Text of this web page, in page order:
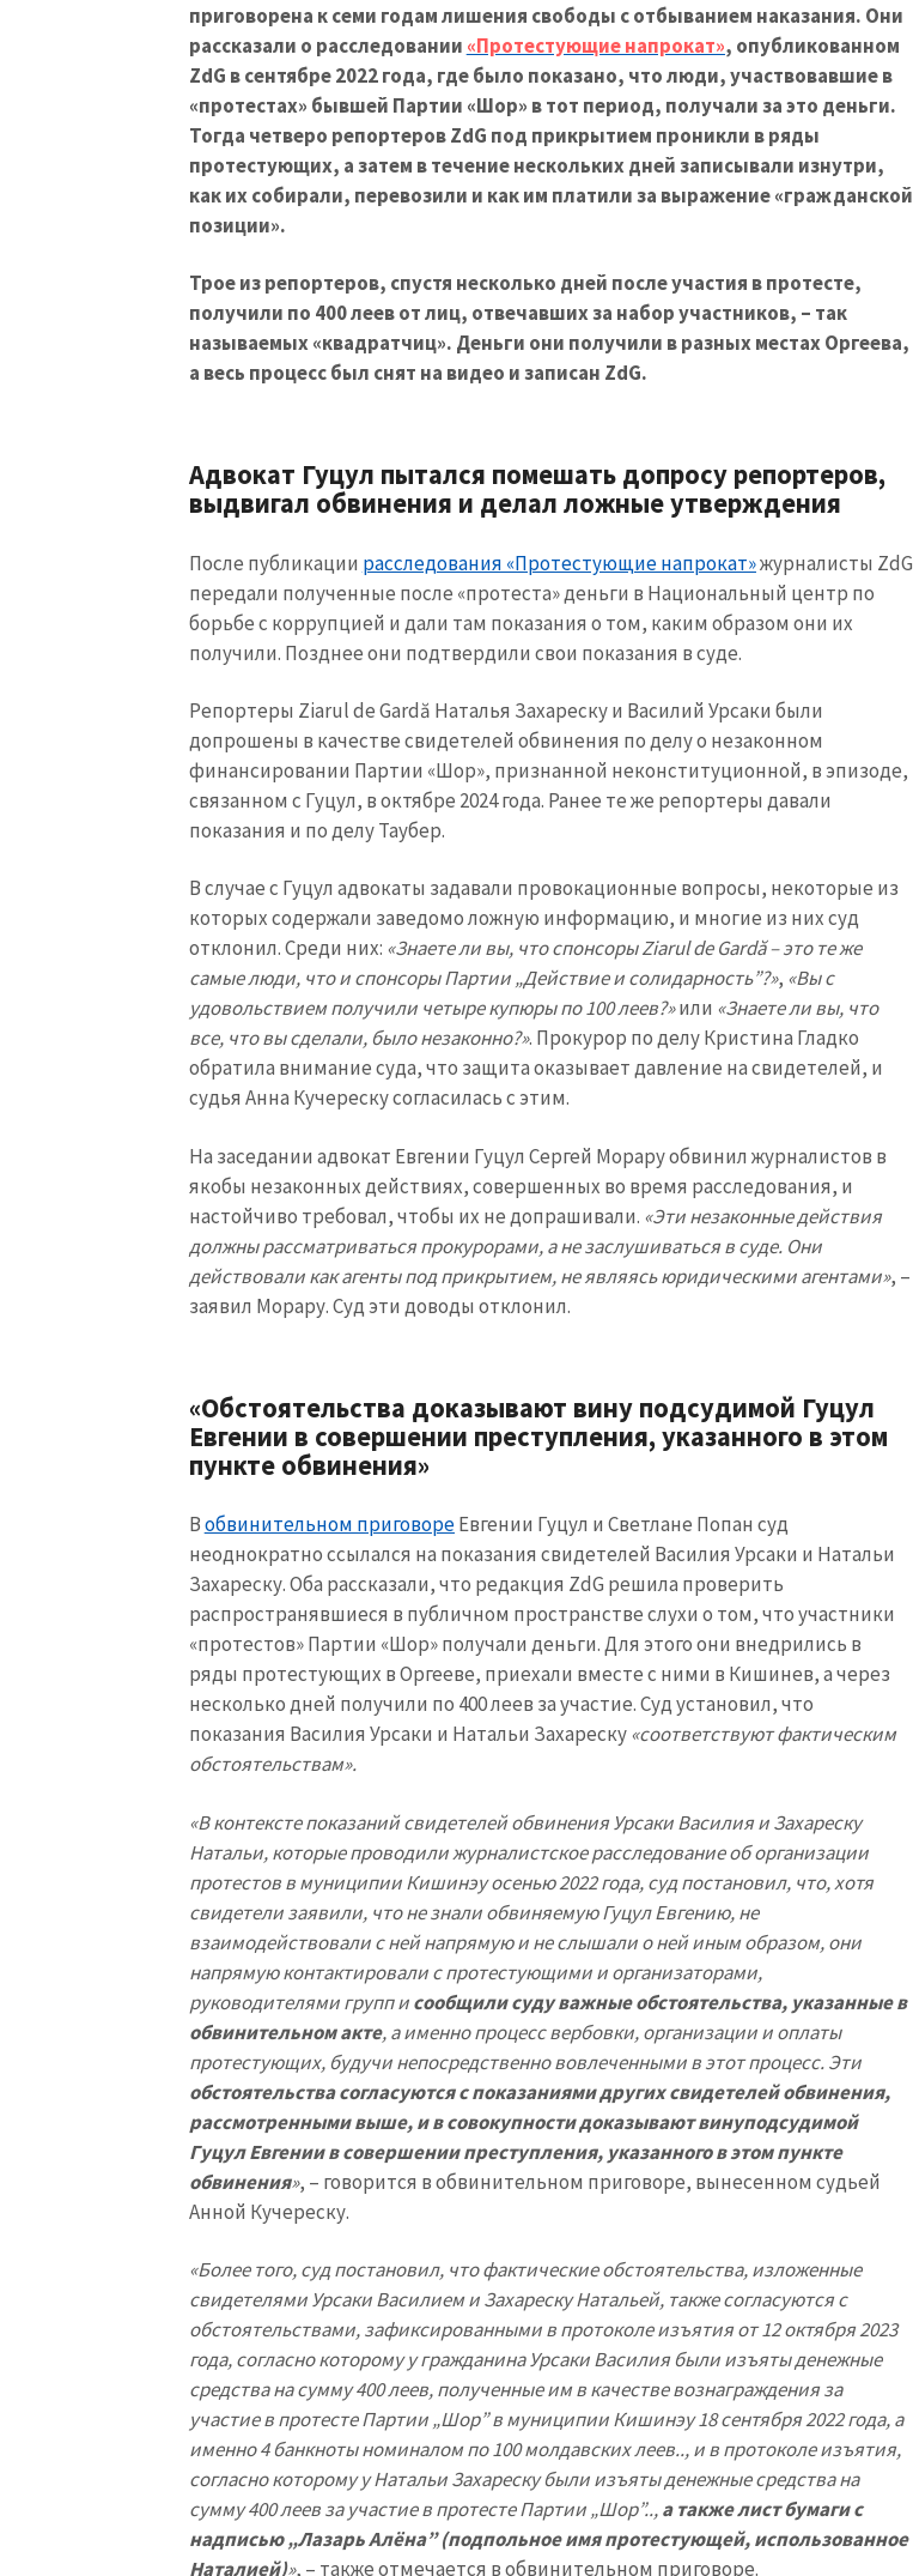
приговорена к семи годам лишения свободы с отбыванием наказания. Они
рассказали о расследовании «Протестующие напрокат», опубликованном
ZdG в сентябре 2022 года, где было показано, что люди, участвовавшие в
«протестах» бывшей Партии «Шор» в тот период, получали за это деньги.
Тогда четверо репортеров ZdG под прикрытием проникли в ряды
протестующих, а затем в течение нескольких дней записывали изнутри,
как их собирали, перевозили и как им платили за выражение «гражданской
позиции».
Трое из репортеров, спустя несколько дней после участия в протесте,
получили по 400 леев от лиц, отвечавших за набор участников, – так
называемых «квадратчиц». Деньги они получили в разных местах Оргеева,
а весь процесс был снят на видео и записан ZdG.
Адвокат Гуцул пытался помешать допросу репортеров,
выдвигал обвинения и делал ложные утверждения
После публикации расследования «Протестующие напрокат»журналисты ZdG
передали полученные после «протеста» деньги в Национальный центр по
борьбе с коррупцией и дали там показания о том, каким образом они их
получили. Позднее они подтвердили свои показания в суде.
Репортеры Ziarul de Gardă Наталья Захареску и Василий Урсаки были
допрошены в качестве свидетелей обвинения по делу о незаконном
финансировании Партии «Шор», признанной неконституционной, в эпизоде,
связанном с Гуцул, в октябре 2024 года. Ранее те же репортеры давали
показания и по делу Таубер.
В случае с Гуцул адвокаты задавали провокационные вопросы, некоторые из
которых содержали заведомо ложную информацию, и многие из них суд
отклонил. Среди них: «Знаете ли вы, что спонсоры Ziarul de Gardă – это те же
самые люди, что и спонсоры Партии „Действие и солидарность”?», «Вы с
удовольствием получили четыре купюры по 100 леев?»или «Знаете ли вы, что
все, что вы сделали, было незаконно?». Прокурор по делу Кристина Гладко
обратила внимание суда, что защита оказывает давление на свидетелей, и
судья Анна Кучереску согласилась с этим.
На заседании адвокат Евгении Гуцул Сергей Морару обвинил журналистов в
якобы незаконных действиях, совершенных во время расследования, и
настойчиво требовал, чтобы их не допрашивали. «Эти незаконные действия
должны рассматриваться прокурорами, а не заслушиваться в суде. Они
действовали как агенты под прикрытием, не являясь юридическими агентами», –
заявил Морару. Суд эти доводы отклонил.
«Обстоятельства доказывают вину подсудимой Гуцул
Евгении в совершении преступления, указанного в этом
пункте обвинения»
Вобвинительном приговореЕвгении Гуцул и Светлане Попан суд
неоднократно ссылался на показания свидетелей Василия Урсаки и Натальи
Захареску. Оба рассказали, что редакция ZdG решила проверить
распространявшиеся в публичном пространстве слухи о том, что участники
«протестов» Партии «Шор» получали деньги. Для этого они внедрились в
ряды протестующих в Оргееве, приехали вместе с ними в Кишинев, а через
несколько дней получили по 400 леев за участие. Суд установил, что
показания Василия Урсаки и Натальи Захареску«соответствуют фактическим
обстоятельствам».
«В контексте показаний свидетелей обвинения Урсаки Василия и Захареску
Натальи, которые проводили журналистское расследование об организации
протестов в муниципии Кишинэу осенью 2022 года, суд постановил, что, хотя
свидетели заявили, что не знали обвиняемую Гуцул Евгению, не
взаимодействовали с ней напрямую и не слышали о ней иным образом, они
напрямую контактировали с протестующими и организаторами,
руководителями групп исообщили суду важные обстоятельства, указанные в
обвинительном акте, а именно процесс вербовки, организации и оплаты
протестующих, будучи непосредственно вовлеченными в этот процесс. Эти
обстоятельства согласуются с показаниями других свидетелей обвинения,
рассмотренными выше, и в совокупности доказывают винуподсудимой
Гуцул Евгении в совершении преступления, указанного в этом пункте
обвинения», – говорится в обвинительном приговоре, вынесенном судьей
Анной Кучереску.
«Более того, суд постановил, что фактические обстоятельства, изложенные
свидетелями Урсаки Василием и Захареску Натальей, также согласуются с
обстоятельствами, зафиксированными в протоколе изъятия от 12 октября 2023
года, согласно которому у гражданина Урсаки Василия были изъяты денежные
средства на сумму 400 леев, полученные им в качестве вознаграждения за
участие в протесте Партии „Шор” в муниципии Кишинэу 18 сентября 2022 года, а
именно 4 банкноты номиналом по 100 молдавских леев.., и в протоколе изъятия,
согласно которому у Натальи Захареску были изъяты денежные средства на
сумму 400 леев за участие в протесте Партии „Шор”..,а также лист бумаги с
надписью „Лазарь Алёна” (подпольное имя протестующей, использованное
Наталией)», – также отмечается в обвинительном приговоре.
МОЯ НОВОСТЬ
Фотография + Загрузить изображение
Ссылка на медиа + Добавить ссылку на медиа
Текст новости